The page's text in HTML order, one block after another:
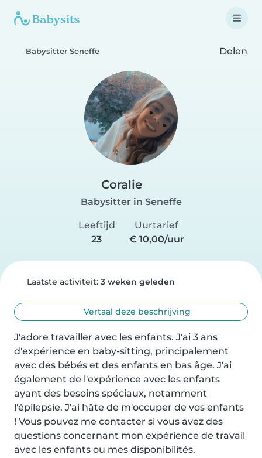
Babysitter Seneffe Delen
Coralie
Babysitter in Seneffe
Leeftijd
23
Uurtarief
€ 10,00/uur
Laatste activiteit: 3 weken geleden
Vertaal deze beschrijving
J'adore travailler avec les enfants. J'ai 3 ans
d'expérience en baby-sitting, principalement
avec des bébés et des enfants en bas âge. J'ai
également de l'expérience avec les enfants
ayant des besoins spéciaux, notamment
l'épilepsie. J'ai hâte de m'occuper de vos enfants
! Vous pouvez me contacter si vous avez des
questions concernant mon expérience de travail
avec les enfants ou mes disponibilités.